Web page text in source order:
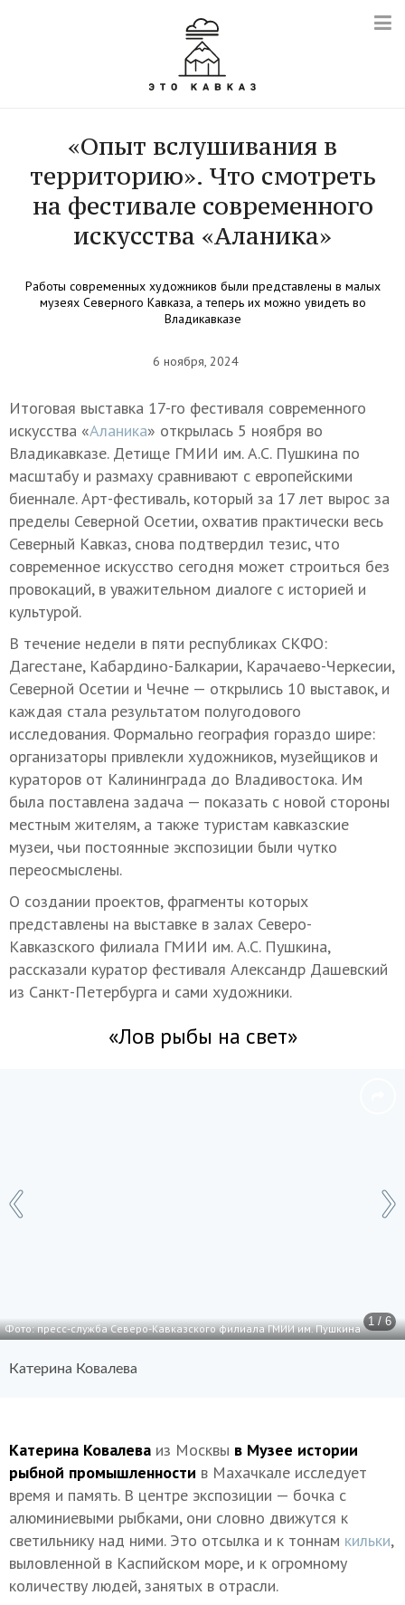
«Опыт вслушивания в
территорию». Что смотреть
на фестивале современного
искусства «Аланика»
Работы современных художников были представлены в малых
музеях Северного Кавказа, а теперь их можно увидеть во
Владикавказе
6 ноября, 2024
Итоговая выставка 17-го фестиваля современного
искусства «Аланика» открылась 5 ноября во
Владикавказе. Детище ГМИИ им. А.С. Пушкина по
масштабу и размаху сравнивают с европейскими
биеннале. Арт-фестиваль, который за 17 лет вырос за
пределы Северной Осетии, охватив практически весь
Северный Кавказ, снова подтвердил тезис, что
современное искусство сегодня может строиться без
провокаций, в уважительном диалоге с историей и
культурой.
В течение недели в пяти республиках СКФО:
Дагестане, Кабардино-Балкарии, Карачаево-Черкесии,
Северной Осетии и Чечне — открылись 10 выставок, и
каждая стала результатом полугодового
исследования. Формально география гораздо шире:
организаторы привлекли художников, музейщиков и
кураторов от Калининграда до Владивостока. Им
была поставлена задача — показать с новой стороны
местным жителям, а также туристам кавказские
музеи, чьи постоянные экспозиции были чутко
переосмыслены.
О создании проектов, фрагменты которых
представлены на выставке в залах Северо-
Кавказского филиала ГМИИ им. А.С. Пушкина,
рассказали куратор фестиваля Александр Дашевский
из Санкт-Петербурга и сами художники.
«Лов рыбы на свет»
1 / 6
Фото: пресс-служба Северо-Кавказского филиала ГМИИ им. Пушкина
Катерина Ковалева
Катерина Ковалева из Москвы в Музее истории
рыбной промышленности в Махачкале исследует
время и память. В центре экспозиции — бочка с
алюминиевыми рыбками, они словно движутся к
светильнику над ними. Это отсылка и к тоннам кильки,
выловленной в Каспийском море, и к огромному
количеству людей, занятых в отрасли.